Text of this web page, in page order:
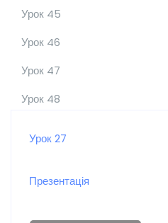
Урок 45
Урок 46
Урок 47
Урок 48
Урок 27
Презентація